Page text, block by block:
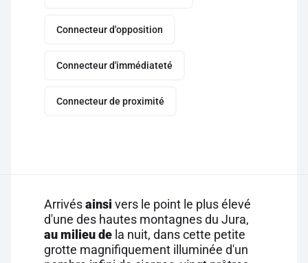
Connecteur d'opposition
Connecteur d'immédiateté
Connecteur de proximité
Arrivésainsi vers le point le plus élevé
d'une des hautes montagnes du Jura,
au milieu de la nuit, dans cette petite
grotte magnifiquement illuminée d'un